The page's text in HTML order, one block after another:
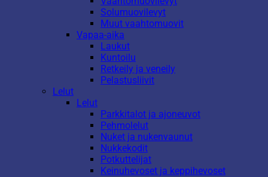
Solumuovilevyt
Muut vaahtomuovit
Vapaa-aika
Laukut
Kuntoilu
Retkeily ja veneily
Pelastusliivit
Lelut
Lelut
Parkkitalot ja ajoneuvot
Pehmolelut
Nuket ja nukenvaunut
Nukkekodit
Potkuttelijat
Keinuhevoset ja keppihevoset